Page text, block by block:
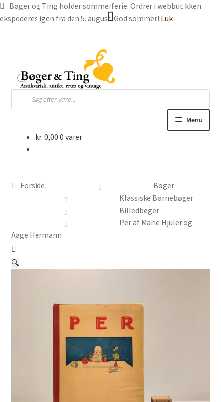
Bøger og Ting holder sommerferie. Ordrer i webbutikken
ekspederes igen fra den 5. august. God sommer! Luk
navigation
indhold
Products
search
Menu
Ting
kr. 0,00 0 varer
Forside
Bøger
Klassiske Børnebøger
Billedbøger
Per af Marie Hjuler og
Aage Hermann
🔍